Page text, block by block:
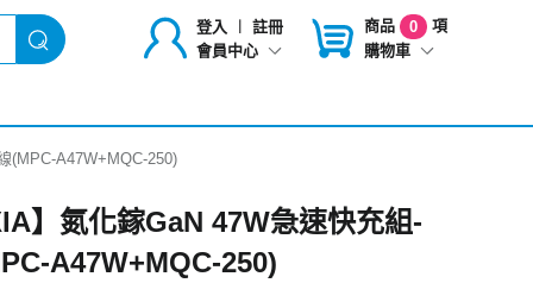
登入 ︱
註冊
會員中心
商品 0
項
購物車
(MPC-A47W+MQC-250)
】氮化鎵GaN 47W急速快充組-
A47W+MQC-250)